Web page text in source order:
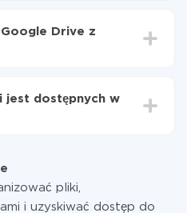
zajmuje średnio 10-15
Drive z
która faktycznie jest
Twoich systemów do
się na płatną. Więcej
jest dostępnych w
pliki,
i uzyskiwać dostęp do